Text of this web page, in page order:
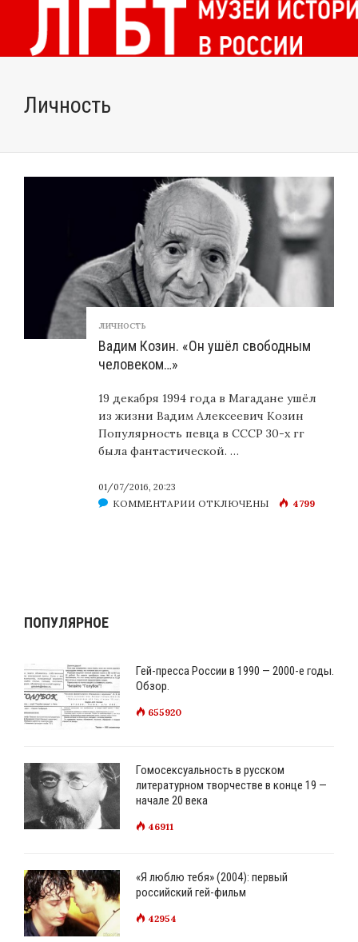
Личность
ЛИЧНОСТЬ
Вадим Козин. «Он ушёл свободным
человеком…»
19 декабря 1994 года в Магадане ушёл
из жизни Вадим Алексеевич Козин
Популярность певца в СССР 30-х гг
была фантастической. …
01/07/2016, 20:23
КОММЕНТАРИИКОТКЛЮЧЕНЫ 4799
ПОПУЛЯРНОЕ
Гей-пресса России в 1990 — 2000-е годы.
Обзор.
655920
Гомосексуальность в русском
литературном творчестве в конце 19 —
начале 20 века
46911
«Я люблю тебя» (2004): первый
российский гей-фильм
42954